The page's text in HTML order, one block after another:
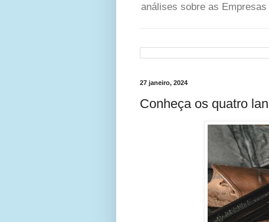
análises sobre as
27 janeiro, 2024
Conheça os quatro